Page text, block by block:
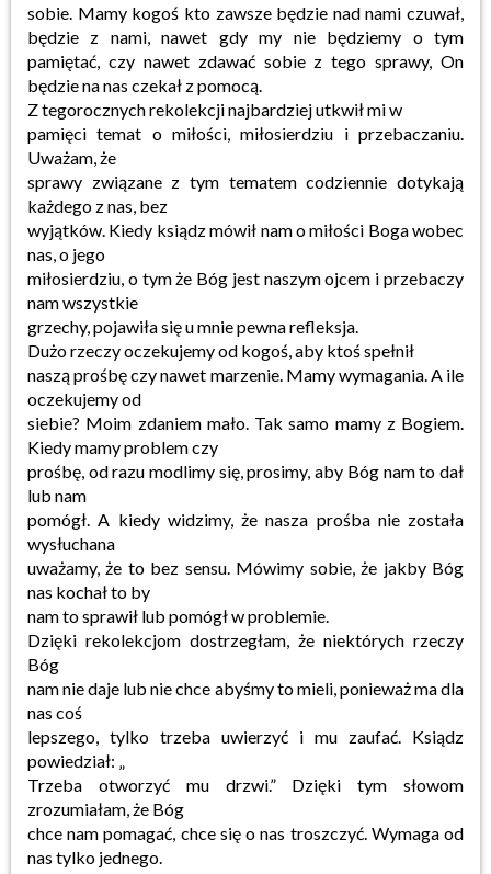
sobie. Mamy kogoś kto zawsze będzie nad nami czuwał,
będzie z nami, nawet gdy my nie będziemy o tym
pamiętać, czy nawet zdawać sobie z tego sprawy, On
będzie na nas czekał z pomocą.
Z tegorocznych rekolekcji najbardziej utkwił mi w
pamięci temat o miłości, miłosierdziu i przebaczaniu.
Uważam, że
sprawy związane z tym tematem codziennie dotykają
każdego z nas, bez
wyjątków. Kiedy ksiądz mówił nam o miłości Boga wobec
nas, o jego
miłosierdziu, o tym że Bóg jest naszym ojcem i przebaczy
nam wszystkie
grzechy, pojawiła się u mnie pewna refleksja.
Dużo rzeczy oczekujemy od kogoś, aby ktoś spełnił
naszą prośbę czy nawet marzenie. Mamy wymagania. A ile
oczekujemy od
siebie? Moim zdaniem mało. Tak samo mamy z Bogiem.
Kiedy mamy problem czy
prośbę, od razu modlimy się, prosimy, aby Bóg nam to dał
lub nam
pomógł. A kiedy widzimy, że nasza prośba nie została
wysłuchana
uważamy, że to bez sensu. Mówimy sobie, że jakby Bóg
nas kochał to by
nam to sprawił lub pomógł w problemie.
Dzięki rekolekcjom dostrzegłam, że niektórych rzeczy
Bóg
nam nie daje lub nie chce abyśmy to mieli, ponieważ ma dla
nas coś
lepszego, tylko trzeba uwierzyć i mu zaufać. Ksiądz
powiedział: „
Trzeba otworzyć mu drzwi.” Dzięki tym słowom
zrozumiałam, że Bóg
chce nam pomagać, chce się o nas troszczyć. Wymaga od
nas tylko jednego.